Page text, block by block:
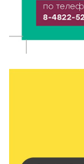
спорта»
6 Авг 2026
сентября
От Твери
Владимира